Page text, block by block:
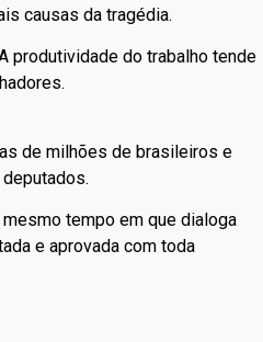
causas da tragédia.
produtividade do trabalho tende
de milhões de brasileiros e
tempo em que dialoga
e aprovada com toda